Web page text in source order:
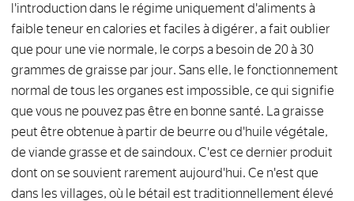
l'introduction dans le régime uniquement d'aliments à
faible teneur en calories et faciles à digérer, a fait oublier
que pour une vie normale, le corps a besoin de 20 à 30
grammes de graisse par jour. Sans elle, le fonctionnement
normal de tous les organes est impossible, ce qui signifie
que vous ne pouvez pas être en bonne santé. La graisse
peut être obtenue à partir de beurre ou d'huile végétale,
de viande grasse et de saindoux. C'est ce dernier produit
dont on se souvient rarement aujourd'hui. Ce n'est que
dans les villages, où le bétail est traditionnellement élevé